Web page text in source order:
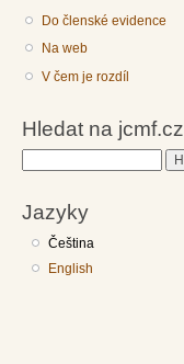
Do členské evidence
Na web
V čem je rozdíl
Hledat na jcmf.cz
Jazyky
Čeština
English